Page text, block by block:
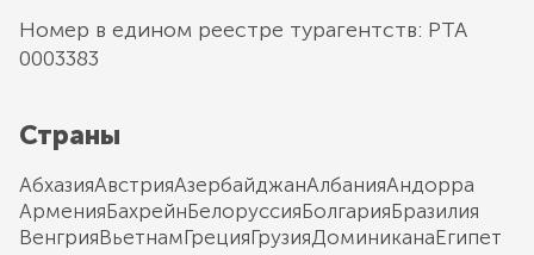
Номер в едином реестре турагентств: РТА
0003383
Страны
АбхазияАвстрияАзербайджанАлбанияАндорра
АрменияБахрейнБелоруссияБолгарияБразилия
ВенгрияВьетнамГрецияГрузияДоминиканаЕгипет